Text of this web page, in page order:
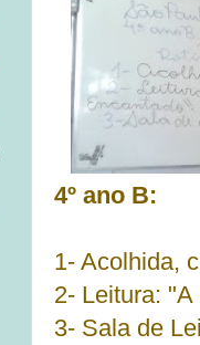
4º ano B:
1- Acolhida,
2- Leitura:
3- Sala de